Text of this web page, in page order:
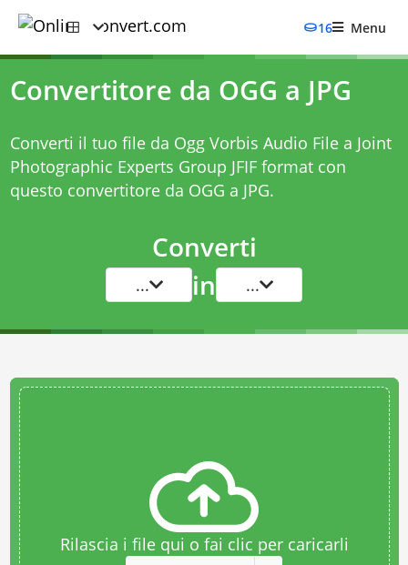
16 Menu
Convertitore da OGG a JPG
Converti il tuo file da Ogg Vorbis Audio File a Joint
Photographic Experts Group JFIF format con
questo convertitore da OGG a JPG.
Converti
... in ...
Rilascia i file qui o fai clic per caricarli